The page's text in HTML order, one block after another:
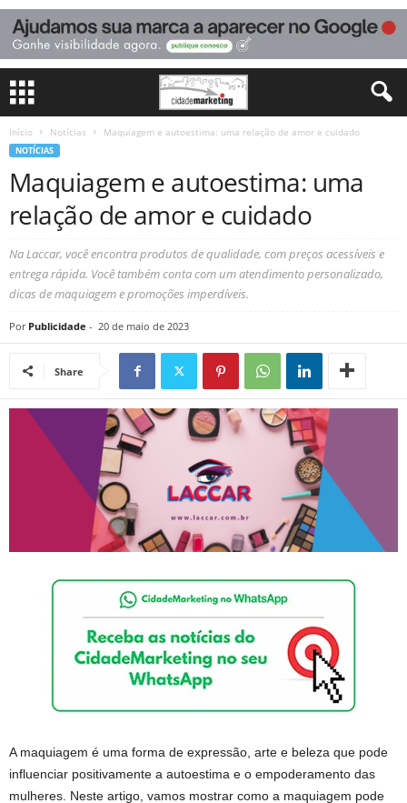
Início Notícias Maquiagem e autoestima: uma relação de amor e cuidado
NOTÍCIAS
Maquiagem e autoestima: uma
relação de amor e cuidado
Na Laccar, você encontra produtos de qualidade, com preços acessíveis e
entrega rápida. Você também conta com um atendimento personalizado,
dicas de maquiagem e promoções imperdíveis.
Por Publicidade - 20 de maio de 2023
Share
A maquiagem é uma forma de expressão, arte e beleza que pode
influenciar positivamente a autoestima e o empoderamento das
mulheres. Neste artigo, vamos mostrar como a maquiagem pode